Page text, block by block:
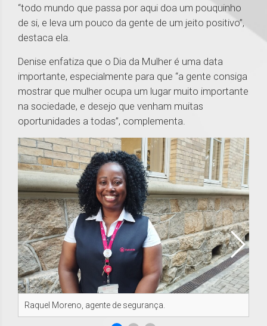
“todo mundo que passa por aqui doa um pouquinho
de si, e leva um pouco da gente de um jeito positivo”,
destaca ela.
Denise enfatiza que o Dia da Mulher é uma data
importante, especialmente para que “a gente consiga
mostrar que mulher ocupa um lugar muito importante
na sociedade, e desejo que venham muitas
oportunidades a todas”, complementa.
Raquel Moreno, agente de segurança.